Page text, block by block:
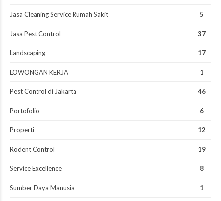
Jasa Cleaning Service Rumah Sakit 5
Jasa Pest Control 37
Landscaping 17
LOWONGAN KERJA 1
Pest Control di Jakarta 46
Portofolio 6
Properti 12
Rodent Control 19
Service Excellence 8
Sumber Daya Manusia 1